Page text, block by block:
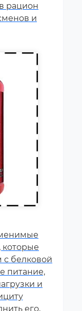
рацион
и
которые
с белковой
питание,
и
его,
к